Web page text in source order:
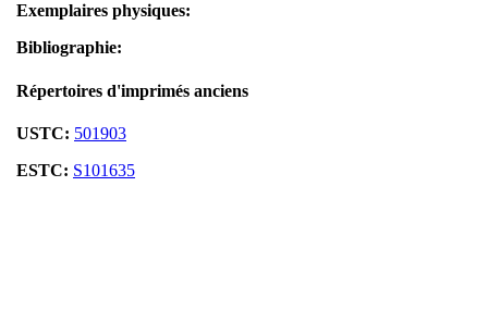
Exemplaires physiques:
Bibliographie:
Répertoires d'imprimés anciens
USTC: 501903
ESTC: S101635